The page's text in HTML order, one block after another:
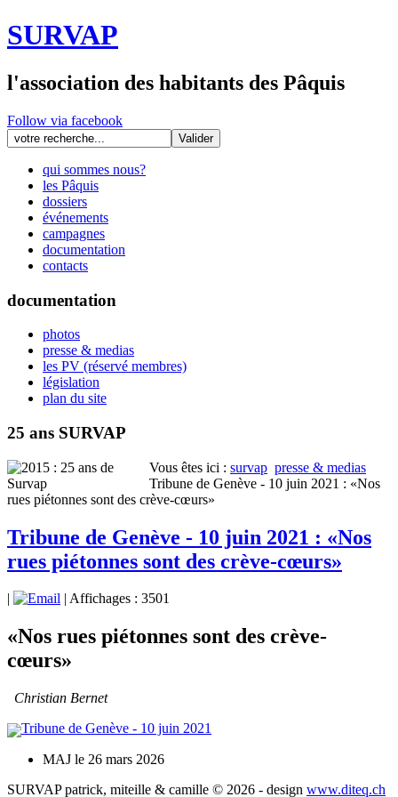
SURVAP
l'association des habitants des Pâquis
Follow via facebook
qui sommes nous?
les Pâquis
dossiers
événements
campagnes
documentation
contacts
documentation
photos
presse & medias
les PV (réservé membres)
législation
plan du site
25 ans SURVAP
Vous êtes ici : survap presse & medias
Tribune de Genève - 10 juin 2021 : «Nos
rues piétonnes sont des crève-cœurs»
Tribune de Genève - 10 juin 2021 : «Nos
rues piétonnes sont des crève-cœurs»
| Affichages : 3501
«Nos rues piétonnes sont des crève-
cœurs»
Christian Bernet
Tribune de Genève - 10 juin 2021
MAJ le 26 mars 2026
SURVAP patrick, miteille & camille © 2026 - design www.diteq.ch